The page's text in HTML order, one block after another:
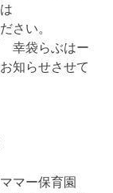
さい。
幸袋らぶはー
知らせさせて
マー保育園